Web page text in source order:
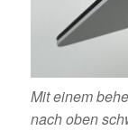
Mit einem
nach oben